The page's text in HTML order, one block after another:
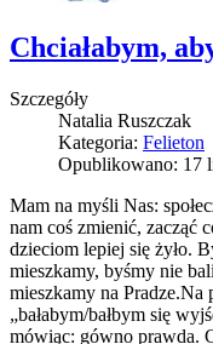
Chciałabym,
Szczegóły
Natalia Ruszczak
Kategoria: Felieton
Opublikowano: 17
Mam na myśli Nas:
nam coś zmienić, zacząć
dzieciom lepiej się żyło.
mieszkamy, byśmy nie
mieszkamy na Pradze.Na
„bałabym/bałbym się
mówiąc: gówno prawda.